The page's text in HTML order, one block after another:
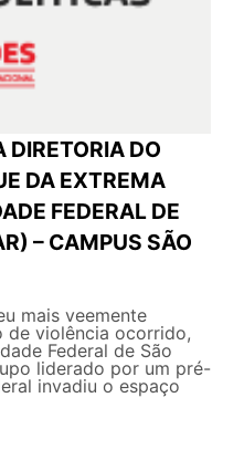
DIRETORIA DO
DA EXTREMA
FEDERAL DE
– CAMPUS SÃO
mais veemente
de violência ocorrido,
Federal de São
liderado por um pré-
invadiu o espaço